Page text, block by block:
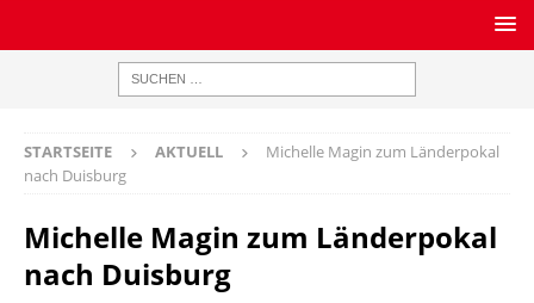
STARTSEITE AKTUELL
Michelle Magin zum Länderpokal
nach Duisburg
Michelle Magin zum Länderpokal
nach Duisburg